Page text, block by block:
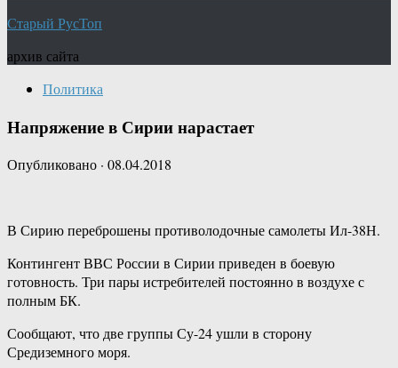
Старый РусТоп
архив сайта
Политика
Напряжение в Сирии нарастает
Опубликовано · 08.04.2018
В Сирию переброшены противолодочные самолеты Ил-38Н.
Контингент ВВС России в Сирии приведен в боевую
готовность. Три пары истребителей постоянно в воздухе с
полным БК.
Сообщают, что две группы Су-24 ушли в сторону
Средиземного моря.